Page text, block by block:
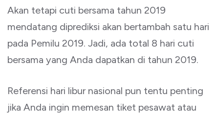
Akan tetapi cuti bersama tahun 2019
mendatang diprediksi akan bertambah satu hari
pada Pemilu 2019. Jadi, ada total 8 hari cuti
bersama yang Anda dapatkan di tahun 2019.
Referensi hari libur nasional pun tentu penting
jika Anda ingin memesan tiket pesawat atau